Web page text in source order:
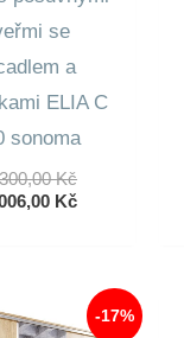
se
a
ELIA C
sonoma
KčPůvodní
Cena
KčAktuální
006,00 Kč.
-17%